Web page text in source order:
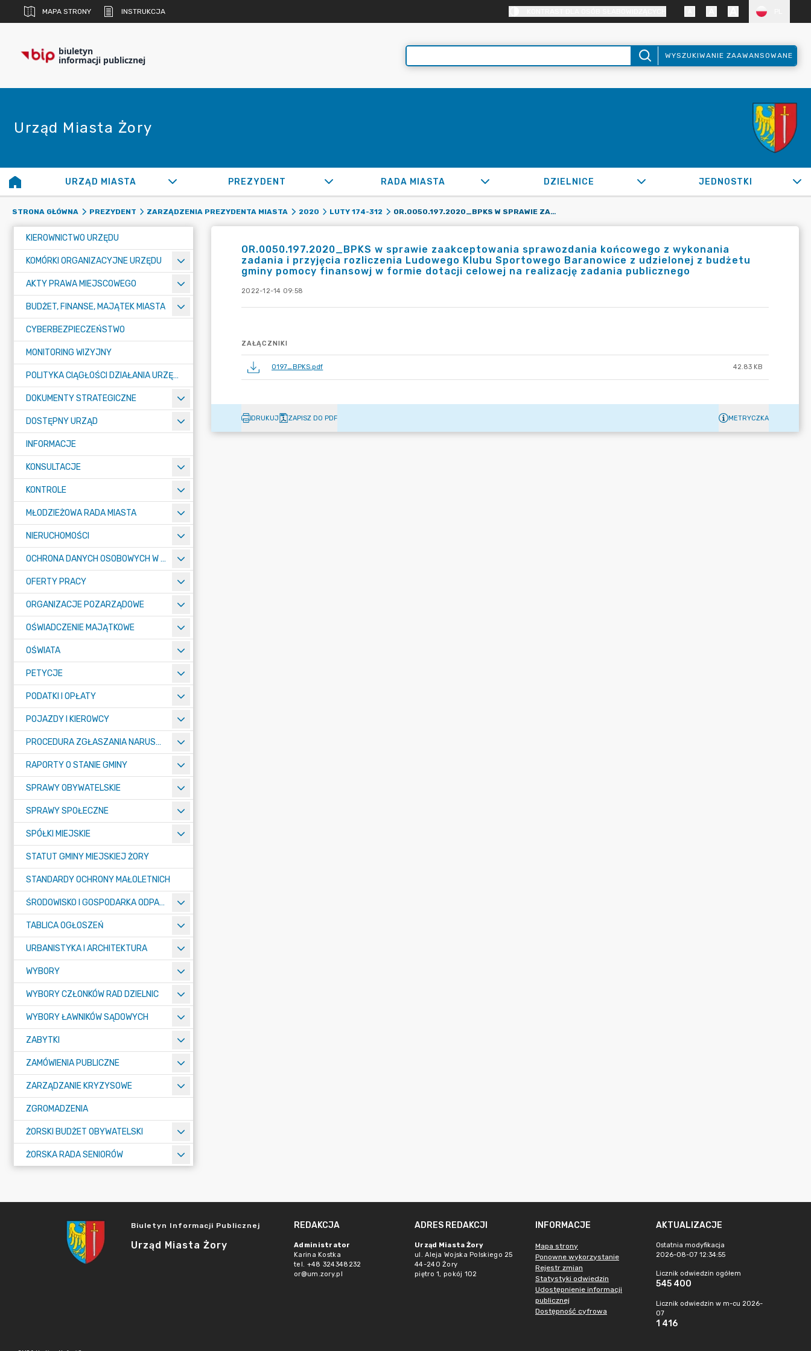
MAPA STRONY INSTRUKCJA
biuletyn
informacji publicznej WYSZUKIWANIE ZAAWANSOWANE
Urząd Miasta Żory
URZĄD MIASTA PREZYDENT RADA MIASTA DZIELNICE JEDNOSTKI
STRONA GŁÓWNA PREZYDENT ZARZĄDZENIA PREZYDENTA MIASTA 2020 LUTY 174-312 OR.0050.197.2020_BPKS W SPRAWIE ZAAKCEPTOWANIA SPRAWOZDANIA KOŃCOWEGO Z WYKONANIA ZADANIA I PRZYJĘCIA ROZLICZENIA LUDOWEGO KLUBU SPORTOWEGO BARANOWICE Z UDZIELONEJ Z BUDŻETU GMINY POMOCY FINANSOWJ W FORMIE DOTACJI CELOWEJ NA REALIZACJĘ ZADANIA PUBLICZNEGO
KIEROWNICTWO URZĘDU
KOMÓRKI ORGANIZACYJNE URZĘDU
AKTY PRAWA MIEJSCOWEGO
BUDŻET, FINANSE, MAJĄTEK MIASTA
CYBERBEZPIECZEŃSTWO
MONITORING WIZYJNY
POLITYKA CIĄGŁOŚCI DZIAŁANIA URZĘDU MIASTA ŻORY
DOKUMENTY STRATEGICZNE
DOSTĘPNY URZĄD
INFORMACJE
KONSULTACJE
KONTROLE
MŁODZIEŻOWA RADA MIASTA
NIERUCHOMOŚCI
OCHRONA DANYCH OSOBOWYCH W URZĘDZIE MIASTA ŻORY - RODO
OFERTY PRACY
ORGANIZACJE POZARZĄDOWE
OŚWIADCZENIE MAJĄTKOWE
OŚWIATA
PETYCJE
PODATKI I OPŁATY
POJAZDY I KIEROWCY
PROCEDURA ZGŁASZANIA NARUSZEŃ PRAWA
RAPORTY O STANIE GMINY
SPRAWY OBYWATELSKIE
SPRAWY SPOŁECZNE
SPÓŁKI MIEJSKIE
STATUT GMINY MIEJSKIEJ ŻORY
STANDARDY OCHRONY MAŁOLETNICH
ŚRODOWISKO I GOSPODARKA ODPADAMI
TABLICA OGŁOSZEŃ
URBANISTYKA I ARCHITEKTURA
WYBORY
WYBORY CZŁONKÓW RAD DZIELNIC
WYBORY ŁAWNIKÓW SĄDOWYCH
ZABYTKI
ZAMÓWIENIA PUBLICZNE
ZARZĄDZANIE KRYZYSOWE
ZGROMADZENIA
ŻORSKI BUDŻET OBYWATELSKI
ŻORSKA RADA SENIORÓW
OR.0050.197.2020_BPKS w sprawie zaakceptowania sprawozdania końcowego z wykonania
zadania i przyjęcia rozliczenia Ludowego Klubu Sportowego Baranowice z udzielonej z budżetu
gminy pomocy finansowj w formie dotacji celowej na realizację zadania publicznego
2022-12-14 09:58
ZAŁĄCZNIKI
0197_BPKS.pdf 42.83 KB
DRUKUJ ZAPISZ DO PDF METRYCZKA
Biuletyn Informacji Publicznej
Urząd Miasta Żory
REDAKCJA
Administrator
Karina Kostka
tel. +48 324348232
or@um.zory.pl
ADRES REDAKCJI
Urząd Miasta Żory
ul. Aleja Wojska Polskiego 25
44-240 Żory
piętro 1, pokój 102
INFORMACJE
Mapa strony
Ponowne wykorzystanie
Rejestr zmian
Statystyki odwiedzin
Udostępnienie informacji
publicznej
Dostępność cyfrowa
AKTUALIZACJE
Ostatnia modyfikacja
2026-08-07 12:34:55
Licznik odwiedzin ogółem
545 400
Licznik odwiedzin w m-cu 2026-
07
1 416